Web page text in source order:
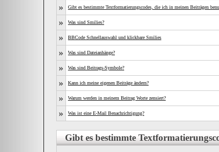
»
Gibt es bestimmte Textformatierungscodes, die ich in meinen Beiträgen
» Was sind Smilies?
» BBCode Schnellauswahl und klickbare Smilies
» Was sind Dateianhänge?
» Was sind Beitrags-Symbole?
» Kann ich meine eigenen Beiträge ändern?
» Warum werden in meinem Beitrag Worte zensiert?
» Was ist eine E-Mail Benachrichtigung?
Gibt es bestimmte